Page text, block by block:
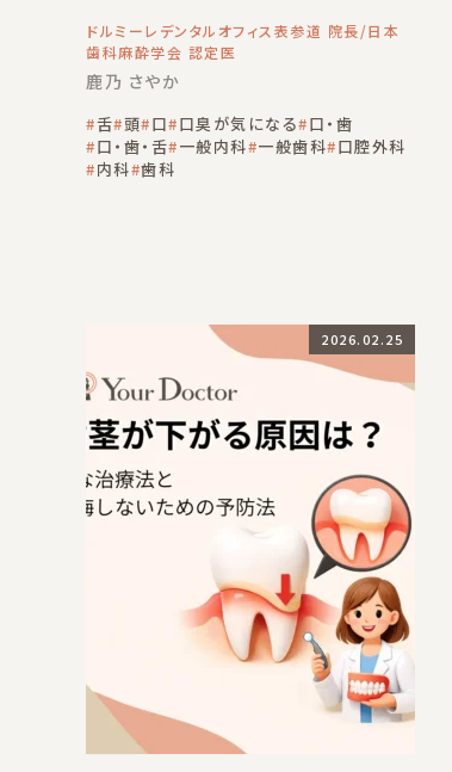
り方・受診の目安を歯科医が解説
ドルミーレデンタルオフィス表参道 院長/日本
歯科麻酔学会 認定医
鹿乃 さやか
舌 頭 口 口臭が気になる
口・歯
口・歯・舌 一般内科 一般歯科 口腔外科
内科 歯科
2026.02.25